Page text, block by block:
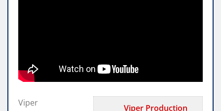
Viper Production
Viper